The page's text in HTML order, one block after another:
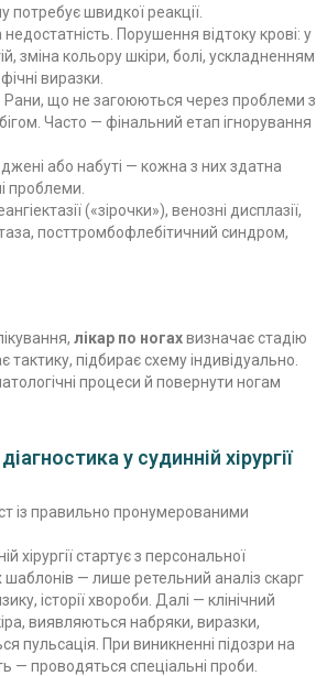
потребує швидкої реакції.
Порушення відтоку крові: у
зміна кольору шкіри, болі, ускладненням
виразки.
Рани, що не загоюються через проблеми з
Часто — фінальний етап ігнорування
або набуті — кожна з них здатна
проблеми.
(«зірочки»), венозні дисплазії,
посттромбофлебітичний синдром,
лікар по ногахвизначає стадію
підбирає схему індивідуально.
процеси й повернути ногам
у судинній хірургії
із правильно пронумерованими
хірургії стартує з персональної
шаблонів — лише ретельний аналіз скарг
історії хвороби. Далі — клінічний
виявляються набряки, виразки,
пульсація. При виникненні підозри на
— проводяться спеціальні проби.